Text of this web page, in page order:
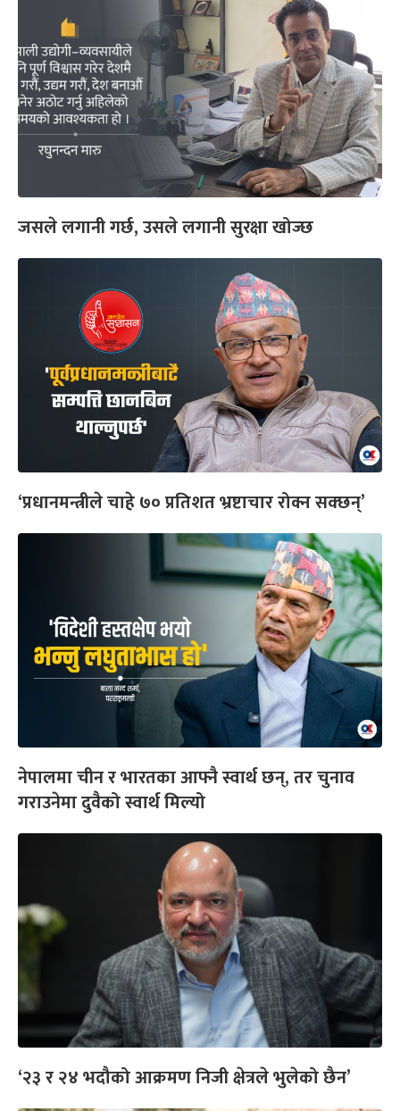
जसले लगानी गर्छ, उसले लगानी सुरक्षा खोज्छ
‘प्रधानमन्त्रीले चाहे ७० प्रतिशत भ्रष्टाचार रोक्न सक्छन्’
नेपालमा चीन र भारतका आफ्नै स्वार्थ छन्, तर चुनाव
गराउनेमा दुवैको स्वार्थ मिल्यो
‘२३ र २४ भदौको आक्रमण निजी क्षेत्रले भुलेको छैन’